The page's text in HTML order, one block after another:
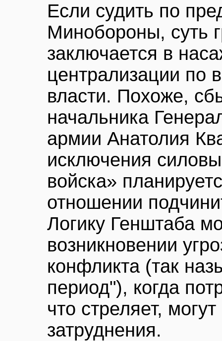
Если судить по
Минобороны, суть
заключается в
централизации по
власти. Похоже,
начальника
армии Анатолия
исключения
войска»
отношении
Логику Генштаба
возникновении
конфликта (так
период"), когда
что стреляет,
затруднения.